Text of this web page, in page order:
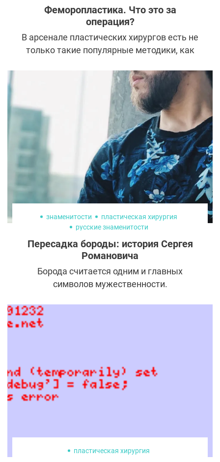
Феморопластика. Что это за
операция?
В арсенале пластических хирургов есть не
только такие популярные методики, как
менее известные, зато способные
справиться с локальными эстетическими
проблемами. К таким операциям
относится феморопластика, которую
проводят для коррекции формы ног и
подтяжки внутренней стороны бедер,
зоны, которая обычно не поддается даже
усердным тренировкам.
знаменитости
пластическая хирургия
русские знаменитости
Пересадка бороды: история Сергея
Романовича
Борода считается одним и главных
символов мужественности.
растительностью, обращаются за
тщательно задокументировал весь
процесс. Рассказываем, как проходила
трансплантация у известного актера и
пластическая хирургия